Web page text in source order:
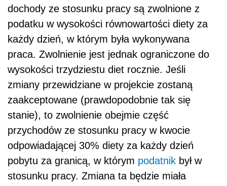
dochody ze stosunku pracy są zwolnione z
podatku w wysokości równowartości diety za
każdy dzień, w którym była wykonywana
praca. Zwolnienie jest jednak ograniczone do
wysokości trzydziestu diet rocznie. Jeśli
zmiany przewidziane w projekcie zostaną
zaakceptowane (prawdopodobnie tak się
stanie), to zwolnienie obejmie część
przychodów ze stosunku pracy w kwocie
odpowiadającej 30% diety za każdy dzień
pobytu za granicą, w którym podatnik był w
stosunku pracy. Zmiana ta będzie miała